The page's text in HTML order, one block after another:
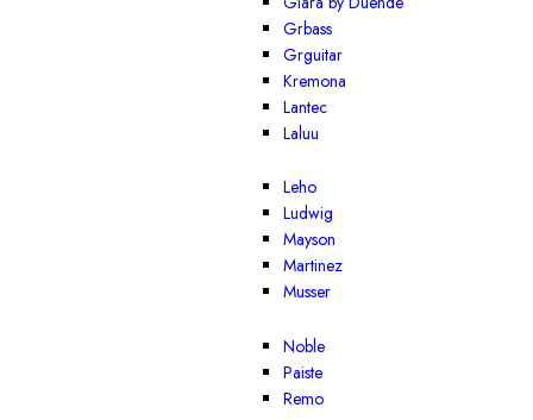
Grbass
Grguitar
Kremona
Lantec
Laluu
Leho
Ludwig
Mayson
Martinez
Musser
Noble
Paiste
Remo